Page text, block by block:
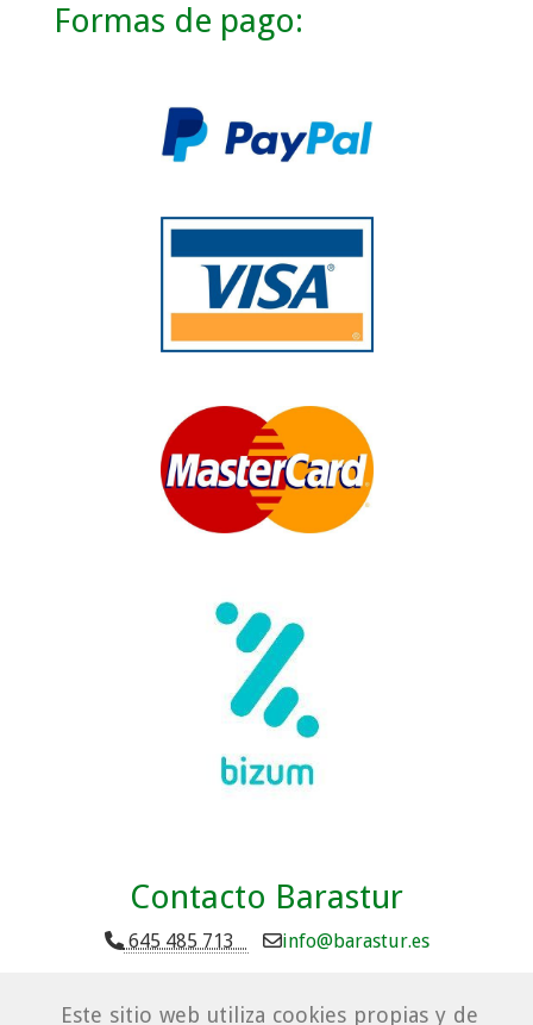
Este sitio web utiliza cookies propias y de
Formas de pago:
Contacto Barastur
645 485 713 info barastur.es